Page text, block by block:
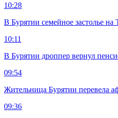
10:28
В Бурятии семейное застолье на
10:11
В Бурятии дроппер вернул
09:54
Жительница Бурятии перевела
09:36